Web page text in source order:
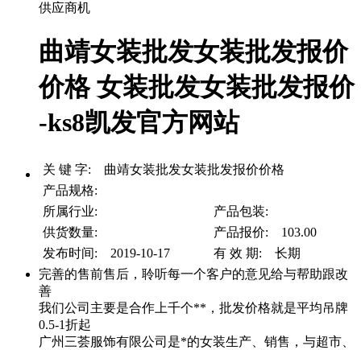
供应商机
曲靖女装批发女装批发报价
价格 女装批发女装批发报价
-ks8凯发官方网站
关 键 字: 曲靖女装批发女装批发报价价格
产品规格:
所属行业:
产品包装:
供货数量:
产品报价: 103.00
发布时间: 2019-10-17
有 效 期: 长期
完善的售前售后，聆听每一个客户的意见给与帮助跟改
善
我们公司主要是合作上千个**，批发价格就是平均吊牌
0.5-1折起
广州三荟服饰有限公司是*的女装生产、销售，与超市、